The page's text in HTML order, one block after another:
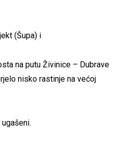
(Šupa) i
na putu Živinice – Dubrave
nisko rastinje na većoj